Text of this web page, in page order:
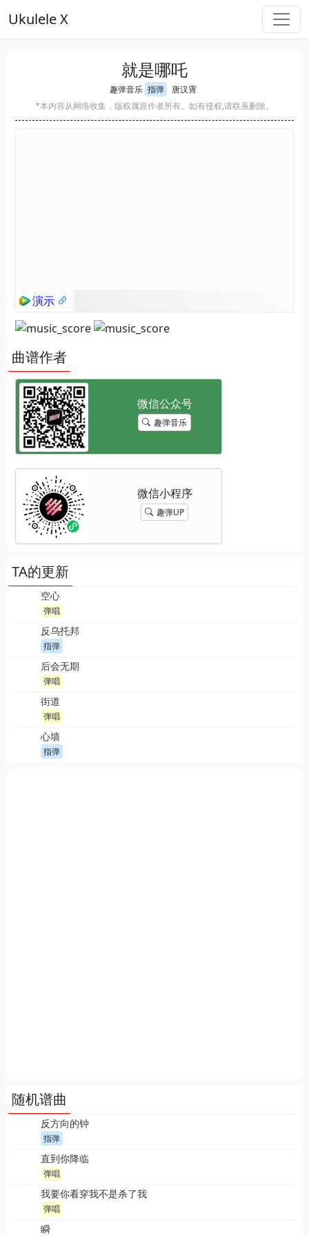
Ukulele X
就是哪吒
趣弹音乐 指弹
唐汉霄
*本内容从网络收集，版权属原作者所有。如有侵权,请联系删除。
演示
曲谱作者
趣弹音乐
趣弹UP
TA的更新
空心
弹唱
反乌托邦
指弹
后会无期
弹唱
街道
弹唱
心墙
指弹
随机谱曲
反方向的钟
指弹
直到你降临
弹唱
我要你看穿我不是杀了我
弹唱
瞬